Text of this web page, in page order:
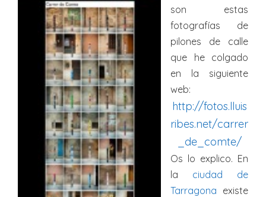
son estas
fotografías de
pilones de calle
que he colgado
en la siguiente
web:
http://fotos.lluis
ribes.net/carrer
_de_comte/
Os lo explico. En
la ciudad de
Tarragona existe